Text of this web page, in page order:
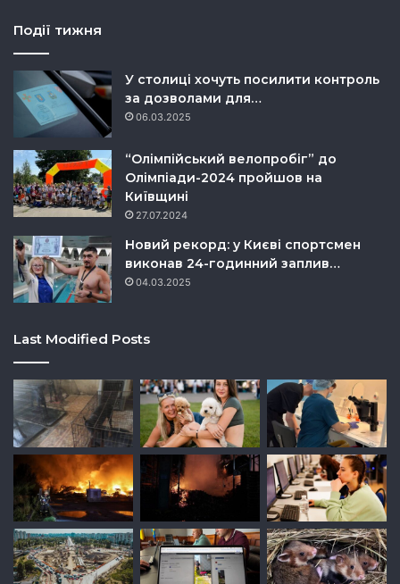
Події тижня
У столиці хочуть посилити контроль
за дозволами для…
06.03.2025
“Олімпійський велопробіг” до
Олімпіади-2024 пройшов на
Київщині
27.07.2024
Новий рекорд: у Києві спортсмен
виконав 24-годинний заплив…
04.03.2025
Last Modified Posts